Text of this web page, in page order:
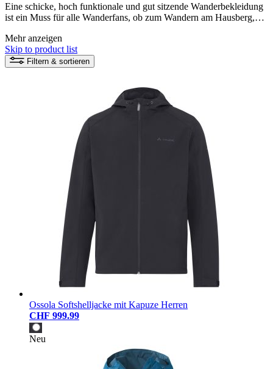
Eine schicke, hoch funktionale und gut sitzende Wanderbekleidung
ist ein Muss für alle Wanderfans, ob zum Wandern am Hausberg,
mit dem Familienhund. Unsere VAUDE Wanderkleidung für
Damen, Herren und Kinder wird umweltfreundlich und aus
nachhaltigen Materialien hergestellt.
Mehr anzeigen
Skip to product list
Filtern & sortieren
Ossola Softshelljacke mit Kapuze Herren
CHF 999.99
Neu